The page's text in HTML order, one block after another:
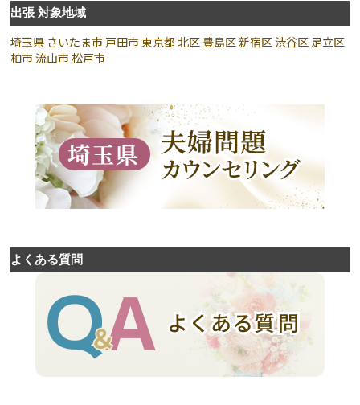
出張 対象地域
埼玉県 さいたま市 戸田市 東京都 北区 豊島区新宿区 渋谷区 足立区
柏市 流山市 松戸市
よくある質問